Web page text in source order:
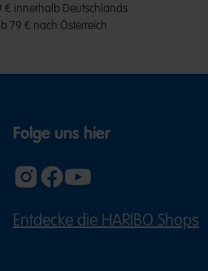
€ innerhalb Deutschlands
79 € nach Österreich
Folge uns hier
Entdecke die HARIBO Shops